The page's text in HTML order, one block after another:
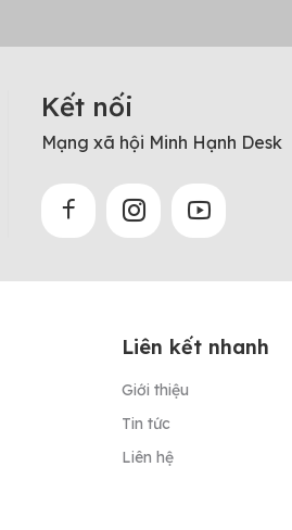
Kết nối
Mạng xã hội Minh Hạnh Desk
Liên kết nhanh
Giới thiệu
Tin tức
Liên hệ